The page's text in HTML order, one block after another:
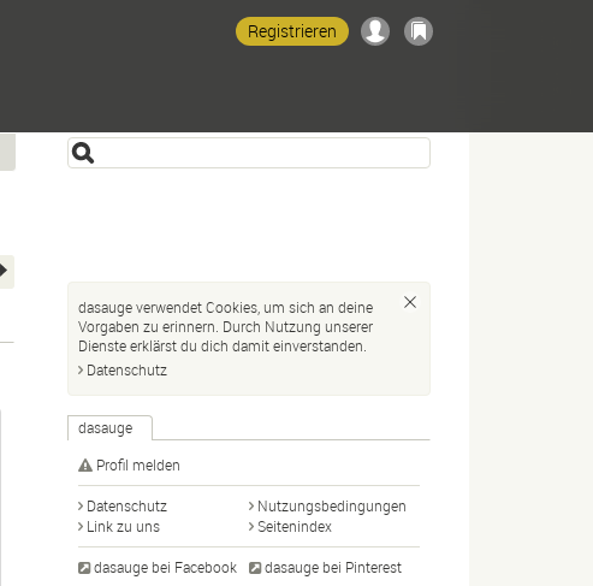
Registrieren
dasauge verwendet Cookies, um sich an deine
Vorgaben zu erinnern. Durch Nutzung unserer
Dienste erklärst du dich damit einverstanden.
Datenschutz
dasauge
Profil melden
Datenschutz
Nutzungsbedingungen
Link zu uns
Seitenindex
dasauge bei Facebook dasauge bei Pinterest